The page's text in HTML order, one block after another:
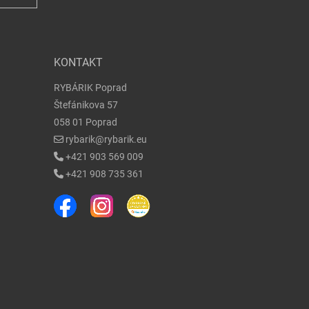
KONTAKT
RYBÁRIK Poprad
Štefánikova 57
058 01 Poprad
rybarik@rybarik.eu
+421 903 569 009
+421 908 735 361